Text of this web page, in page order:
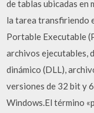
de tablas ubicadas en
la tarea transfiriendo
Portable Executable
archivos ejecutables,
dinámico (DLL),
versiones de 32 bit y
Windows.El término